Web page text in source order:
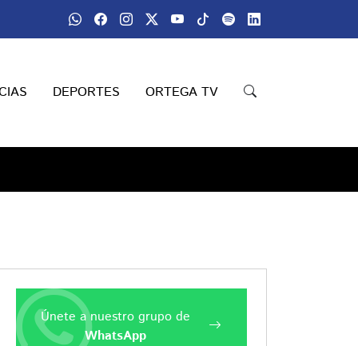
DEPORTES ORTEGA TV
Únete a nuestro grupo de
WhatsApp